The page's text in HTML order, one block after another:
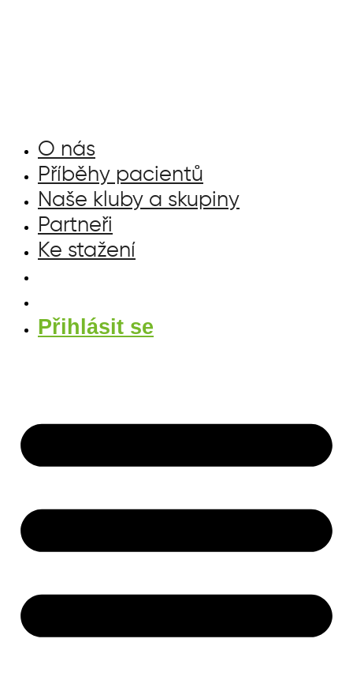
obsahuO nás
Příběhy pacientů
Naše kluby a skupiny
Partneři
Ke stažení
Přihlásit se